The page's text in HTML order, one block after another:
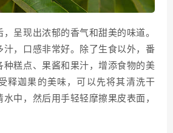
呈现出浓郁的香气和甜美的味道。
汁，口感非常好。除了生食以外，番
种糕点、果酱和果汁，增添食物的美
释迦果的美味，可以先将其清洗干
中，然后用手轻轻摩擦果皮表面，